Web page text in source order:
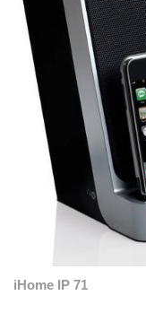
iHome IP 71